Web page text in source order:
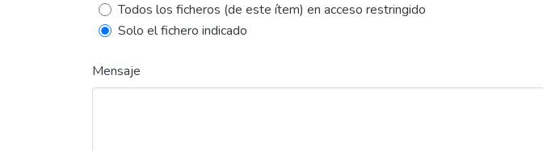
Todos los ficheros (de este ítem) en acceso restringido
Solo el fichero indicado
Mensaje